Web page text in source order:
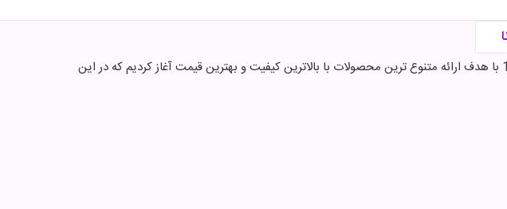
اینجا در فروشگاه رابونا بهترین برندهای شکلات , قهوه و مکمل تقدیمتون میشه . ما فعالیتمون از سال 1395 با هدف ارائه متنوع ترین محصولات با بالاترین کیفیت و بهترین قیمت آغاز کردیم که در این